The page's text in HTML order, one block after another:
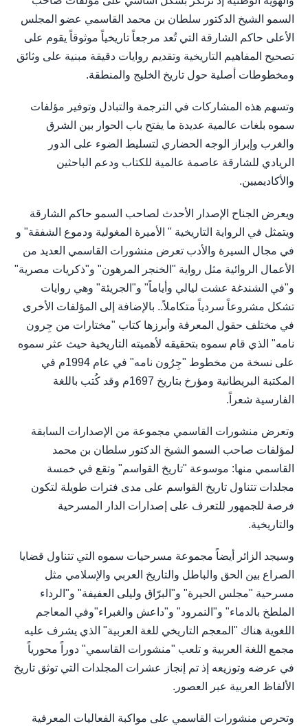
السمو الشيخ الدكتور سلطان بن محمد القاسمي عضو المجلس
الأعلى حاكم الشارقة التي تُعد مرجعاً تاريخياً موثوقاً يقوم على
تصحيح المفاهيم التاريخية وتقديم روايات دقيقة مبنية على وثائق
ومخطوطات أصلية حول تاريخ الخليج والمنطقة.
وتسهم هذه المشاركات في الترجمة والتبادل وتوفير مؤلفات
سموه بلغات عالمية عديدة ما يفتح باب الحوار بين الشرق
والغرب وإبراز الوجه الحضاري لتسليط الضوء على الدور
الريادي للشارقة عاصمة عالمية للكتاب ودعم الباحثين
والأكاديميين.
ويعرض الجناح الإصدار الأحدث لصاحب السمو حاكم الشارقة
ويتمثل في الرواية التاريخية " الأميرة المغولية ودموع الشفقة" و
في مجال السيرة والأدب تعرض منشورات القاسمي العديد من
الأعمال الروائية مثل رواية "الخنجر المرهون" و"ذكريات مصرية"
و"في الشندغة عشت ليالي وأياماً" و"الجريئة" وهي روايات
تشكل مشروعاً سردياً متكاملاً.. بالإضافة إلى المؤلفات الأخرى
في مختلف حقول المعرفة وأبرزها كتاب "مختارات من جِرون
نامه" الذي قام سموه بتحقيقه لأهميته التاريخية حيث عثر سموه
على نسخة من مخطوط "جِرُون نامه" في عام 1994م في
المكتبة البريطانية ومؤرخ بتاريخ 1697م وقد كُتب باللغة
الفارسية شعراً.
وتعرض منشورات القاسمي مجموعة من الإصدارات السابقة
لمؤلفات صاحب السمو الشيخ الدكتور سلطان بن محمد
القاسمي منها: موسوعة "تاريخ القواسم" وتقع في خمسة
مجلدات تتناول تاريخ القواسم على مدى فترات طويلة لتكون
فرصة للجمهور للتعرف على إصدارات الدار المسرحية
والتاريخية.
وسيجد الزائر أيضاً مجموعة مسرحيات سموه التي تتناول قضايا
الصراع بين الحق والباطل والتاريخ العربي والإسلامي مثل
مسرحية "مجلس الحيرة" و"البرّاق وليلى العفيفة" و"الرداء
الملطخ بالدماء" و"النمرود" و"داعش والغبراء"وفي المعاجم
اللغوية هناك "المعجم التاريخي للغة العربية" الذي يشرف عليه
مجمع اللغة العربية و تلعب "منشورات القاسمي" دوراً محورياً
في عرضه وتوزيعه إذ تم إنجاز عشرات المجلدات التي توثق تاريخ
الألفاظ العربية عبر العصور.
وتحرص منشورات القاسمي على مواكبة الفعاليات المعرفية